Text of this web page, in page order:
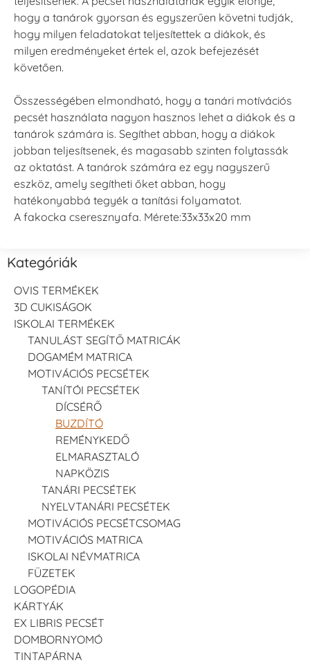
hogy a tanárok gyorsan és egyszerűen követni tudják,
hogy milyen feladatokat teljesítettek a diákok, és
milyen eredményeket értek el, azok befejezését
követően.
Összességében elmondható, hogy a tanári motívációs
pecsét használata nagyon hasznos lehet a diákok és a
tanárok számára is. Segíthet abban, hogy a diákok
jobban teljesítsenek, és magasabb szinten folytassák
az oktatást. A tanárok számára ez egy nagyszerű
eszköz, amely segítheti őket abban, hogy
hatékonyabbá tegyék a tanítási folyamatot.
A fakocka cseresznyafa. Mérete:33x33x20 mm
Kategóriák
OVIS TERMÉKEK
3D CUKISÁGOK
ISKOLAI TERMÉKEK
TANULÁST SEGÍTŐ MATRICÁK
DOGAMÉM MATRICA
MOTIVÁCIÓS PECSÉTEK
TANÍTÓI PECSÉTEK
DÍCSÉRŐ
BUZDÍTÓ
REMÉNYKEDŐ
ELMARASZTALÓ
NAPKÖZIS
TANÁRI PECSÉTEK
NYELVTANÁRI PECSÉTEK
MOTIVÁCIÓS PECSÉTCSOMAG
MOTIVÁCIÓS MATRICA
ISKOLAI NÉVMATRICA
FÜZETEK
LOGOPÉDIA
KÁRTYÁK
EX LIBRIS PECSÉT
DOMBORNYOMÓ
TINTAPÁRNA